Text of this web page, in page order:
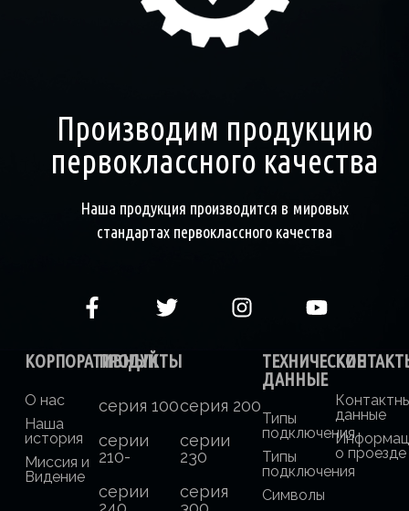
Производим продукцию
первоклассного качества
Наша продукция производится в мировых
стандартах первоклассного качества
КОРПОРАТИВНЫЙ
О нас
Наша
история
Миссия и
Видение
ПРОДУКТЫ
серия 100серия 200
серии
210-
серии
230
серии
серия
ТЕХНИЧЕСКИЕ
ДАННЫЕ
Типы
подключения
Типы
подключения
Символы
данные
о проезде